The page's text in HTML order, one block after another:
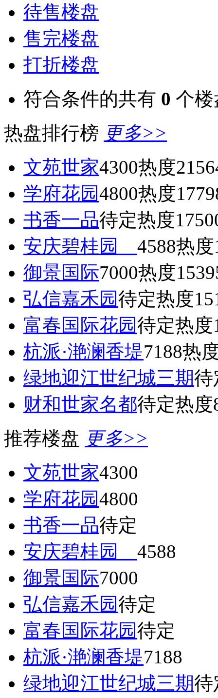
待售楼盘
售完楼盘
打折楼盘
符合条件的共有 0 个楼
热盘排行榜 更多>>
文苑世家4300热度
学府花园4800热度
书香一品待定热度
安庆碧桂园 4588热度
御景国际7000热度
弘信嘉禾园待定热度
富春国际花园待定热度
杭派·滟澜香堤7188热
绿地迎江世纪城三期待
财和世家名都待定热度
推荐楼盘 更多>>
文苑世家4300
学府花园4800
书香一品待定
安庆碧桂园 4588
御景国际7000
弘信嘉禾园待定
富春国际花园待定
杭派·滟澜香堤7188
绿地迎江世纪城三期待